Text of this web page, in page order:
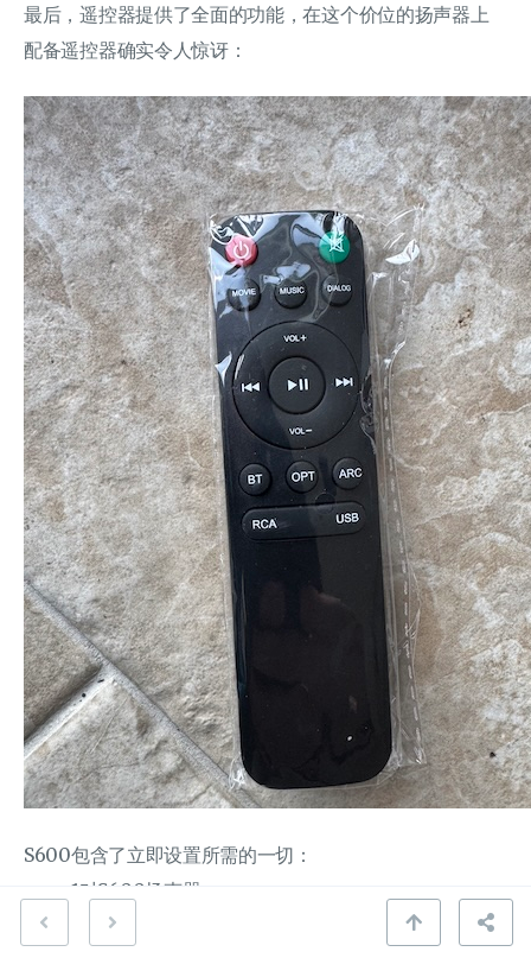
最后，遥控器提供了全面的功能，在这个价位的扬声器上
配备遥控器确实令人惊讶：
S600包含了立即设置所需的一切：
1对S600扬声器
用户手册